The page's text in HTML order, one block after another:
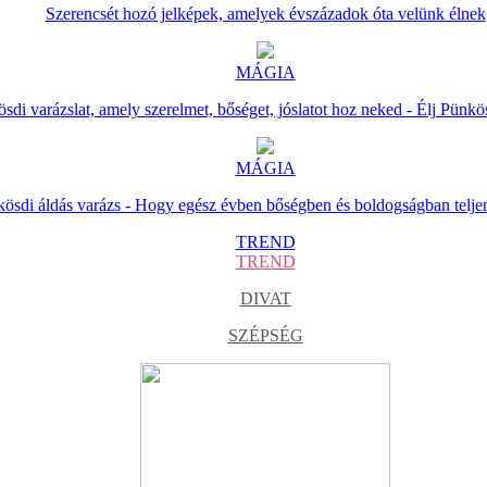
Szerencsét hozó jelképek, amelyek évszázadok óta velünk élnek
MÁGIA
varázslat, amely szerelmet, bőséget, jóslatot hoz neked - Élj
MÁGIA
áldás varázs - Hogy egész évben bőségben és boldogságban
TREND
TREND
DIVAT
SZÉPSÉG